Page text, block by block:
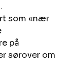
som «nær
på
sørover om